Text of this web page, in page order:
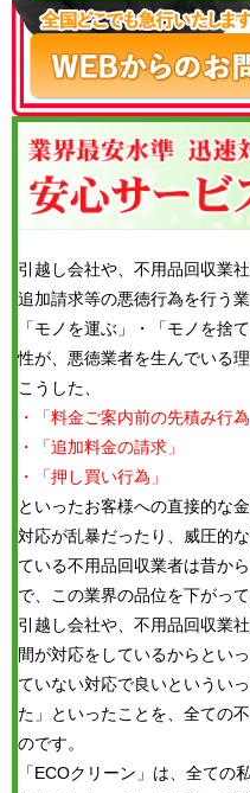
引越し会社や、不用品回収業
追加請求等の悪徳行為を行う
「モノを運ぶ」・「モノを捨
性が、悪徳業者を生んでいる
こうした、
・「料金ご案内前の先積み行為
・「追加料金の請求」
・「押し買い行為」
といったお客様への直接的な
対応が乱暴だったり、威圧的
ている不用品回収業者は昔か
で、この業界の品位を下がっ
引越し会社や、不用品回収業
間が対応をしているからとい
ていない対応で良いというい
た」といったことを、全ての
のです。
「ECOクリーン」は、全ての